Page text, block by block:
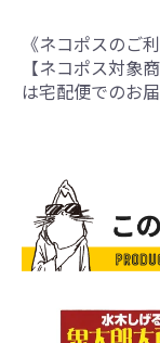
《ネコポスのご
【ネコポス対象
は宅配便でのお